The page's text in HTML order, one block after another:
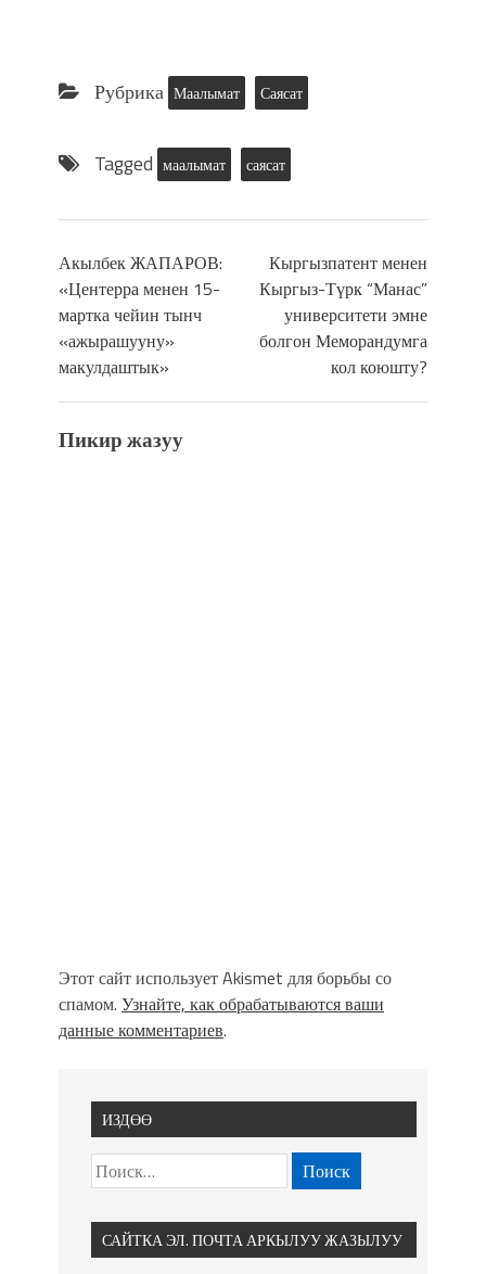
Рубрика Маалымат Саясат
Tagged маалымат саясат
Акылбек ЖАПАРОВ:
«Центерра менен 15-
мартка чейин тынч
«ажырашууну»
макулдаштык»
Кыргызпатент менен
Кыргыз-Түрк “Манас”
университети эмне
болгон Меморандумга
кол коюшту?
Пикир жазуу
Этот сайт использует Akismet для борьбы со
спамом. Узнайте, как обрабатываются ваши
данные комментариев.
ИЗДӨӨ
САЙТКА ЭЛ. ПОЧТА АРКЫЛУУ ЖАЗЫЛУУ